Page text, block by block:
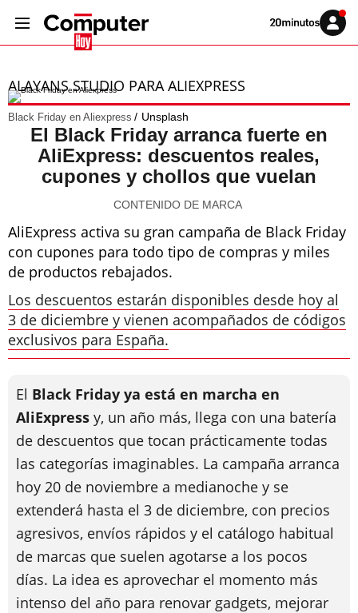
Volver
Iniciar
sesión
ALAYANS STUDIO PARA ALIEXPRESS
Black Friday en Aliexpress Unsplash
El Black Friday arranca fuerte en
AliExpress: descuentos reales,
cupones y chollos que vuelan
CONTENIDO DE MARCA
AliExpress activa su gran campaña de Black Friday
con cupones para todo tipo de compras y miles
de productos rebajados.
Los descuentos estarán disponibles desde hoy al
3 de diciembre y vienen acompañados de códigos
exclusivos para España.
El Black Friday ya está en marcha en
AliExpress y, un año más, llega con una batería
de descuentos que tocan prácticamente todas
las categorías imaginables. La campaña arranca
hoy 20 de noviembre a medianoche y se
extenderá hasta el 3 de diciembre, con precios
agresivos, envíos rápidos y el catálogo habitual
de marcas que suelen agotarse a los pocos
días. La idea es aprovechar el momento más
intenso del año para renovar gadgets, mejorar